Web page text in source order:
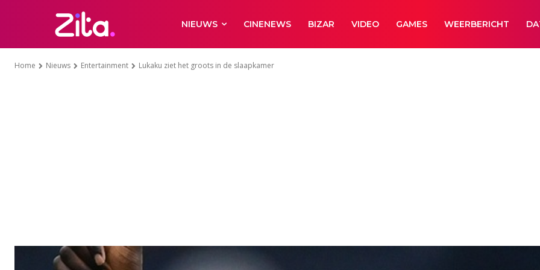
NIEUWS CINENEWS BIZAR VIDEO GAMES WEERBERICHT
Home Nieuws Entertainment Lukaku ziet het groots in de slaapkamer